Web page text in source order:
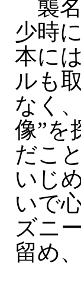
襲名
少時
本に
ルも
なく
像”を
だこ
いじ
いで
ズニ
留め